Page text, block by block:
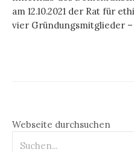
am 12.10.2021 der Rat für
vier Gründungsmitglieder –
Webseite durchsuchen